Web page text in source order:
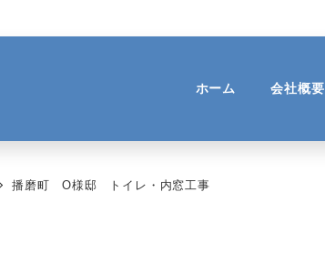
ホーム 会社概要
播磨町 O様邸 トイレ・内窓工事